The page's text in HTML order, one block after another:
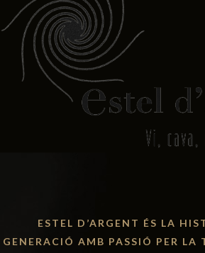
ESTEL D’ARGENT ÉS LA
GENERACIÓ AMB PASSIÓ PER LA